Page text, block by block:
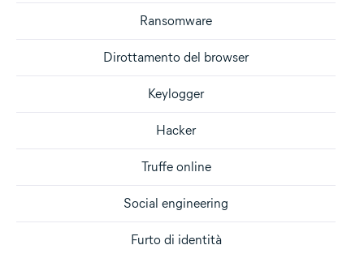
Ransomware
Dirottamento del browser
Keylogger
Hacker
Truffe online
Social engineering
Furto di identità